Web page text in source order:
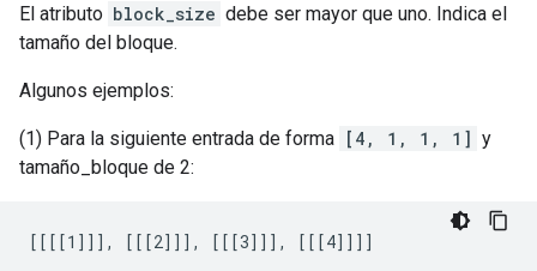
El atributo block_size debe ser mayor que uno. Indica el
tamaño del bloque.
Algunos ejemplos:
(1) Para la siguiente entrada de forma [4, 1, 1, 1] y
tamaño_bloque de 2:
[[[[1]]], [[[2]]], [[[3]]], [[[4]]]]